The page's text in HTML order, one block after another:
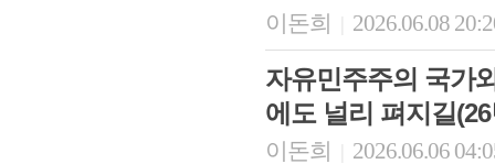
이돈희 2026.06.08
자유민주주의 국가
에도 널리 펴지길
이돈희 2026.06.06